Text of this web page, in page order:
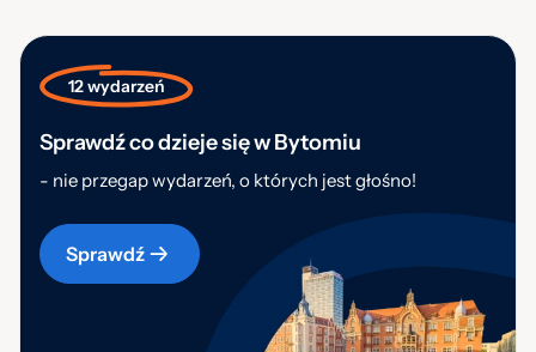
12 wydarzeń
Sprawdź co dzieje się w Bytomiu
- nie przegap wydarzeń, o których jest głośno!
Sprawdź